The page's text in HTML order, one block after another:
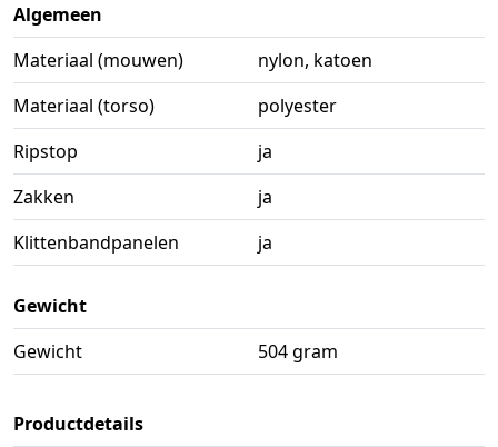
Algemeen
Materiaal (mouwen)
nylon, katoen
Materiaal (torso)
polyester
Ripstop
ja
Zakken
ja
Klittenbandpanelen
ja
Gewicht
Gewicht
504 gram
Productdetails